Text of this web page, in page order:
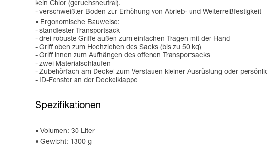
kein Chlor (geruchsneutral).
- verschweißter Boden zur Erhöhung von Abrieb- und Weiterreißfestigkeit
Ergonomische Bauweise:
- standfester Transportsack
- drei robuste Griffe außen zum einfachen Tragen mit der Hand
- Griff oben zum Hochziehen des Sacks (bis zu 50 kg)
- Griff innen zum Aufhängen des offenen Transportsacks
- zwei Materialschlaufen
- Zubehörfach am Deckel zum Verstauen kleiner Ausrüstung oder
- ID-Fenster an der Deckelklappe
Spezifikationen
Volumen: 30 Liter
Gewicht: 1300 g